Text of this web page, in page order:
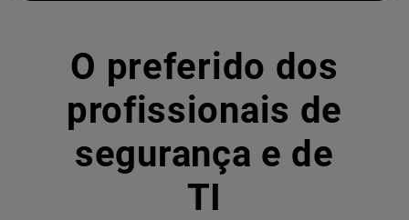
O preferido dos
profissionais de
segurança e de
TI